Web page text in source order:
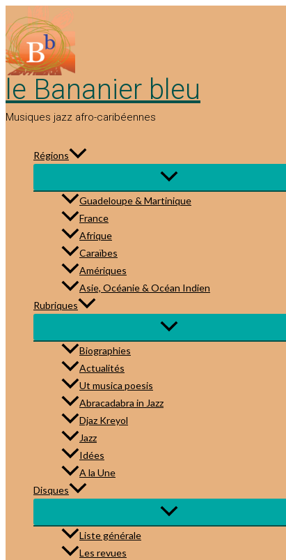
au
contenu
le Bananier bleu
Musiques jazz afro-caribéennes
Régions
Guadeloupe & Martinique
France
Afrique
Caraïbes
Amériques
Asie, Océanie & Océan Indien
Rubriques
Biographies
Actualités
Ut musica poesis
Abracadabra in Jazz
Djaz Kreyol
Jazz
Idées
A la Une
Disques
Liste générale
Les revues